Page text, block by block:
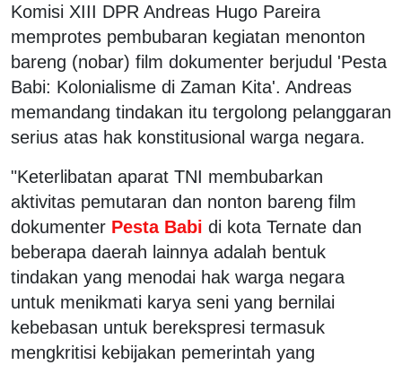
Komisi XIII DPR Andreas Hugo Pareira
memprotes pembubaran kegiatan menonton
bareng (nobar) film dokumenter berjudul 'Pesta
Babi: Kolonialisme di Zaman Kita'. Andreas
memandang tindakan itu tergolong pelanggaran
serius atas hak konstitusional warga negara.
"Keterlibatan aparat TNI membubarkan
aktivitas pemutaran dan nonton bareng film
dokumenter Pesta Babi di kota Ternate dan
beberapa daerah lainnya adalah bentuk
tindakan yang menodai hak warga negara
untuk menikmati karya seni yang bernilai
kebebasan untuk berekspresi termasuk
mengkritisi kebijakan pemerintah yang